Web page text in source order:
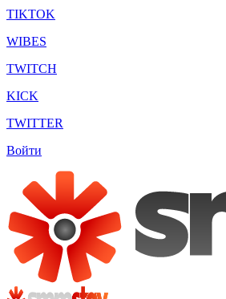
TIKTOK
WIBES
TWITCH
KICK
TWITTER
Войти